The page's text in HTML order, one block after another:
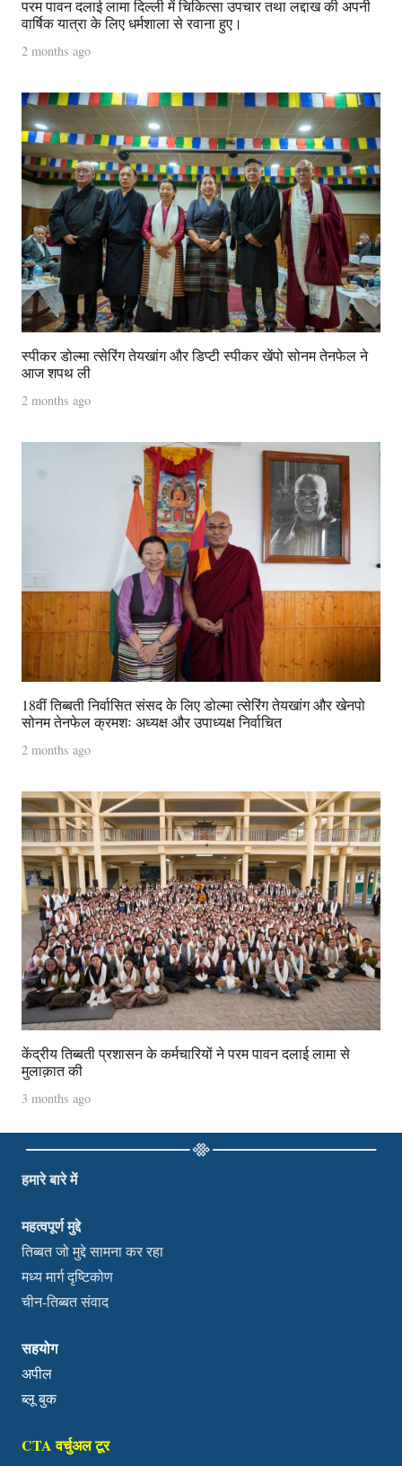
परम पावन दलाई लामा दिल्ली में चिकित्सा उपचार तथा लद्दाख की अपनी
वार्षिक यात्रा के लिए धर्मशाला से रवाना हुए।
2 months ago
स्पीकर डोल्मा त्सेरिंग तेयखांग और डिप्टी स्पीकर खेंपो सोनम तेनफेल ने
आज शपथ ली
2 months ago
18वीं तिब्बती निर्वासित संसद के लिए डोल्मा त्सेरिंग तेयखांग और खेनपो
सोनम तेनफेल क्रमशः अध्यक्ष और उपाध्यक्ष निर्वाचित
2 months ago
केंद्रीय तिब्बती प्रशासन के कर्मचारियों ने परम पावन दलाई लामा से
मुलाक़ात की
3 months ago
हमारे बारे में
महत्वपूर्ण मुद्दे
तिब्बत जो मुद्दे सामना कर रहा
मध्य मार्ग दृष्टिकोण
चीन-तिब्बत संवाद
सहयोग
अपील
ब्लू बुक
CTA वर्चुअल टूर